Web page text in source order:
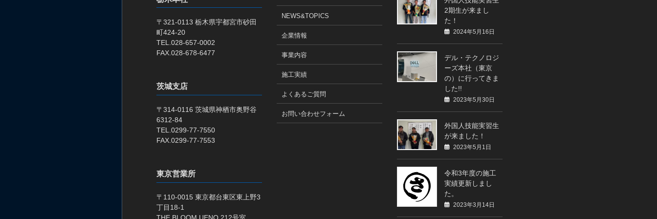
〒321-0113 栃木県宇都宮市砂田
町424-20
TEL.028-657-0002
FAX.028-678-6477
茨城支店
〒314-0116 茨城県神栖市奥野谷
6312-84
TEL.0299-77-7550
FAX.0299-77-7553
東京営業所
〒110-0015 東京都台東区東上野3
丁目18-1
NEWS&TOPICS
企業情報
事業内容
施工実績
よくあるご質問
お問い合わせフォーム
2期生が来まし
た！
2024年5月16日
デル・テクノロジ
ーズ本社（東京
の）に行ってきま
した!!
2023年5月30日
外国人技能実習生
が来ました！
2023年5月1日
令和3年度の施工
実績更新しまし
た。
2023年3月14日